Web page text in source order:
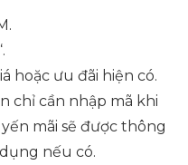
hoặc ưu đãi hiện có.
chỉ cần nhập mã khi
mãi sẽ được thông
nếu có.